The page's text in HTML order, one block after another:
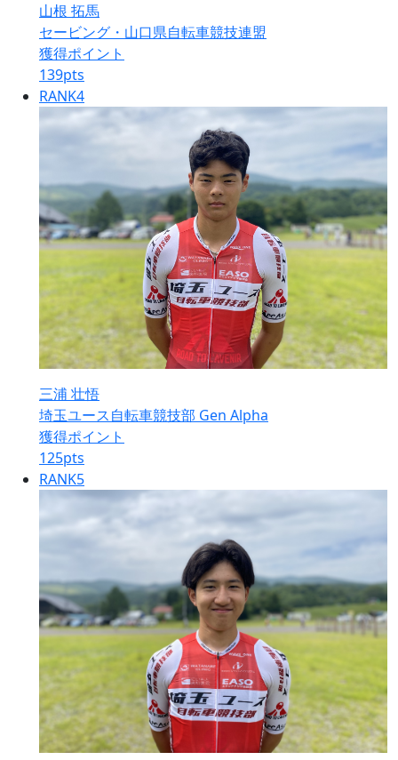
山根 拓馬
セービング・山口県自転車競技連盟
獲得ポイント
139pts
RANK4
三浦 壮悟
埼玉ユース自転車競技部 Gen Alpha
獲得ポイント
125pts
RANK5